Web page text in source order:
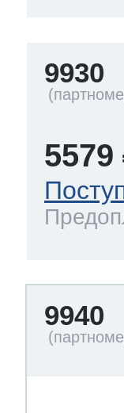
9930
5579
9940